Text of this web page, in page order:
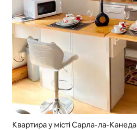
Квартира у місті Сарла-ла-Канеда